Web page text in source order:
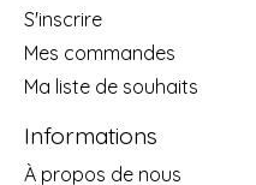
S'inscrire
Mes commandes
Ma liste de souhaits
Informations
À propos de nous